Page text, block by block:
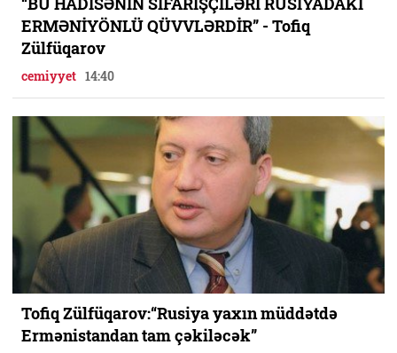
ERMƏNİYÖNLÜ QÜVVLƏRDİR” - Tofiq
Zülfüqarov
cemiyyet 14:40
Tofiq Zülfüqarov:“Rusiya yaxın müddətdə
Ermənistandan tam çəkiləcək”